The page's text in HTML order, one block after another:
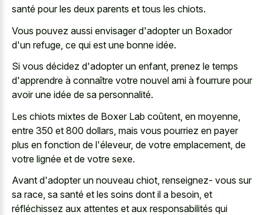
santé pour les deux parents et tous les chiots.
Vous pouvez aussi envisager d'adopter un Boxador
d'un refuge, ce qui est une bonne idée.
Si vous décidez d'adopter un enfant, prenez le temps
d'apprendre à connaître votre nouvel ami à fourrure pour
avoir une idée de sa personnalité.
Les chiots mixtes de Boxer Lab coûtent, en moyenne,
entre 350 et 800 dollars, mais vous pourriez en payer
plus en fonction de l'éleveur, de votre emplacement, de
votre lignée et de votre sexe.
Avant d'adopter un nouveau chiot, renseignez- vous sur
sa race, sa santé et les soins dont il a besoin, et
réfléchissez aux attentes et aux responsabilités qui